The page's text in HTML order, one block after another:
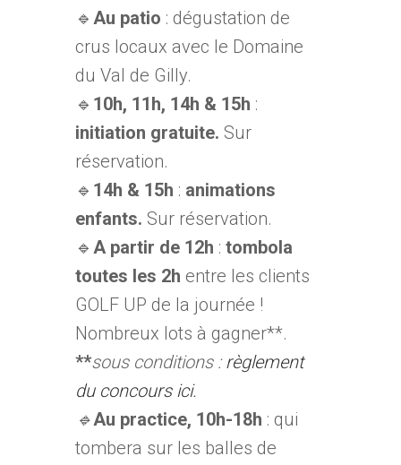
🔹 Au patio : dégustation de
crus locaux avec le Domaine
du Val de Gilly.
🔹 10h, 11h, 14h & 15h :
initiation gratuite. Sur
réservation.
🔹 14h & 15h : animations
enfants. Sur réservation.
🔹 A partir de 12h : tombola
toutes les 2h entre les clients
GOLF UP de la journée !
Nombreux lots à gagner**.
**sous conditions :règlement
du concours ici.
🔹Au practice, 10h-18h : qui
tombera sur les balles de